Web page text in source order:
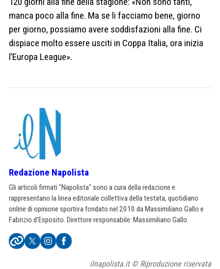
manca poco alla fine. Ma se li facciamo bene, giorno
per giorno, possiamo avere soddisfazioni alla fine. Ci
dispiace molto essere usciti in Coppa Italia, ora inizia
l’Europa League».
Redazione Napolista
Gli articoli firmati "Napolista" sono a cura della redazione e
rappresentano la linea editoriale collettiva della testata, quotidiano
online di opinione sportiva fondato nel 2010 da Massimiliano Gallo e
Fabrizio d'Esposito. Direttore responsabile: Massimiliano Gallo.
ilnapolista.it © Riproduzione riservata